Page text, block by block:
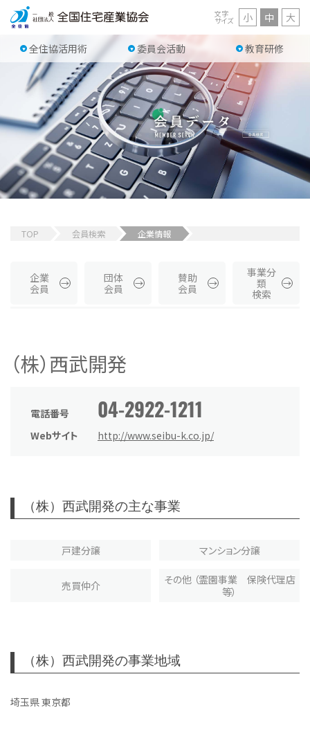
全住協活用術 委員会活動 教育研修
文字
サイズ 小 中 大
TOP 会員検索 企業情報
企業
会員
団体
会員
賛助
会員
事業分
類
検索
（株）西武開発
電話番号 04-2922-1211
Webサイト http://www.seibu-k.co.jp/
（株）西武開発の主な事業
戸建分譲 マンション分譲
売買仲介
その他 （霊園事業 保険代理店
等）
（株）西武開発の事業地域
埼玉県 東京都